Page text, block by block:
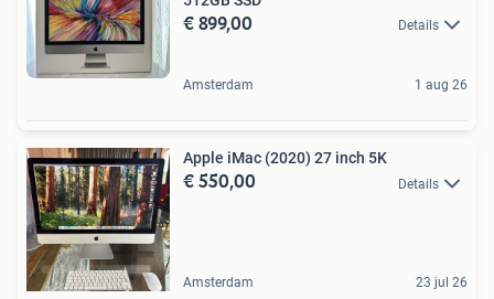
€ 899,00 Details
Amsterdam 1 aug 26
Apple iMac (2020) 27 inch 5K
€ 550,00 Details
Amsterdam 23 jul 26